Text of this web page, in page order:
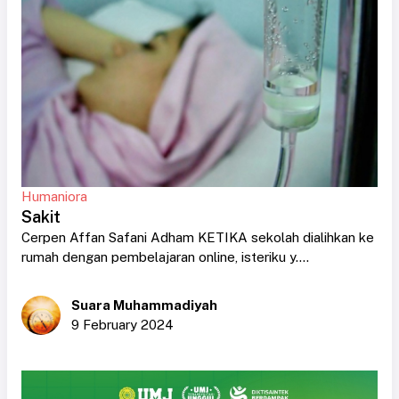
Humaniora
Sakit
Cerpen Affan Safani Adham KETIKA sekolah dialihkan ke
rumah dengan pembelajaran online, isteriku y....
Suara Muhammadiyah
9 February 2024